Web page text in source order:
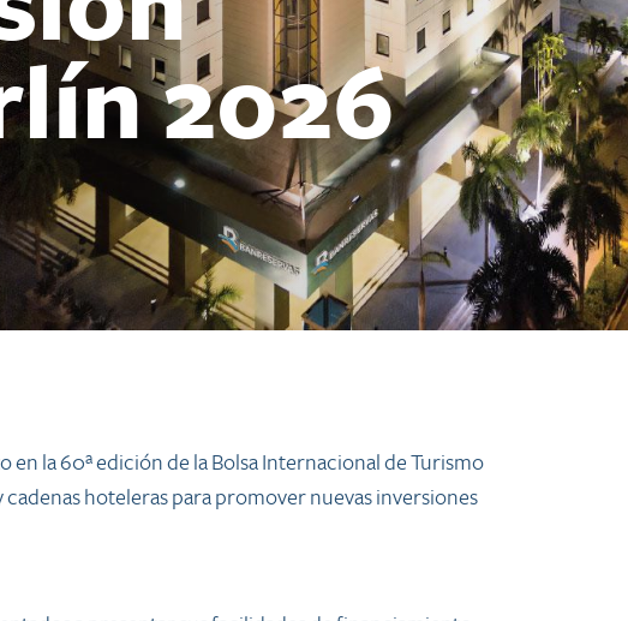
2026
en la 60ª edición de la Bolsa Internacional de Turismo
hoteleras para promover nuevas inversiones